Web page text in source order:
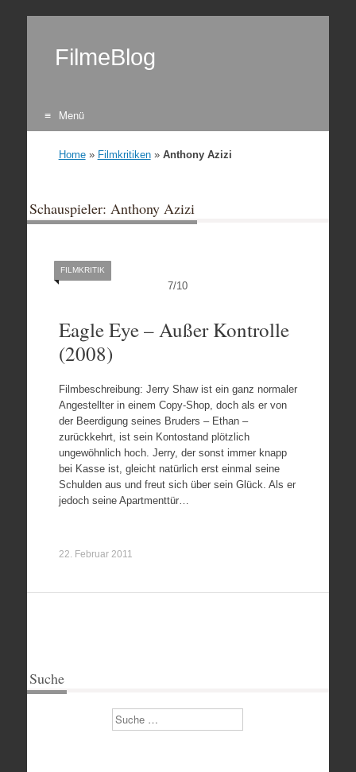
FilmeBlog
Menü
Home» Filmkritiken» Anthony Azizi
Schauspieler: Anthony Azizi
7/10
FILMKRITIK
Eagle Eye – Außer Kontrolle
(2008)
Filmbeschreibung: Jerry Shaw ist ein ganz normaler
Angestellter in einem Copy-Shop, doch als er von
der Beerdigung seines Bruders – Ethan –
zurückkehrt, ist sein Kontostand plötzlich
ungewöhnlich hoch. Jerry, der sonst immer knapp
bei Kasse ist, gleicht natürlich erst einmal seine
Schulden aus und freut sich über sein Glück. Als er
jedoch seine Apartmenttür…
22. Februar 2011
Suche
Suchen